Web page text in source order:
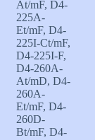
At/mF,D4-
225A-
Et/mF,D4-
225I-Ct/mF,
D4-225I-F,
D4-260A-
At/mD,D4-
260A-
Et/mF,D4-
260D-
Bt/mF,D4-